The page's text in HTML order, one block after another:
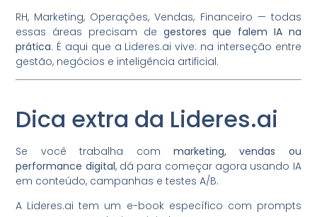
RH, Marketing, Operações, Vendas, Financeiro — todas
essas áreas precisam de gestores que falem IA na
prática. É aqui que a Lideres.ai vive: na interseção entre
gestão, negócios e inteligência artificial.
Dica extra da Lideres.ai
Se você trabalha com marketing, vendas ou
performance digital, dá para começar agora usando IA
em conteúdo, campanhas e testes A/B.
A Lideres.ai tem um e-book específico com prompts